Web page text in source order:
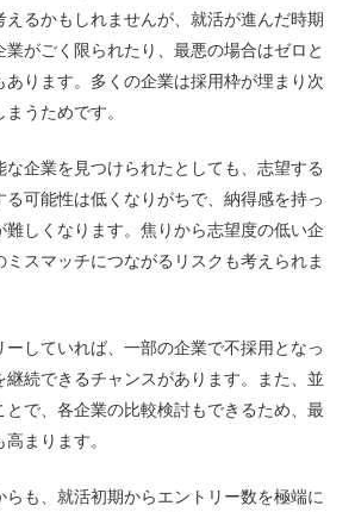
るかもしれませんが、就活が進んだ時期
がごく限られたり、最悪の場合はゼロと
あります。多くの企業は採用枠が埋まり次
うためです。
企業を見つけられたとしても、志望する
可能性は低くなりがちで、納得感を持っ
難しくなります。焦りから志望度の低い企
スマッチにつながるリスクも考えられま
していれば、一部の企業で不採用となっ
継続できるチャンスがあります。また、並
とで、各企業の比較検討もできるため、最
まります。
らも、就活初期からエントリー数を極端に